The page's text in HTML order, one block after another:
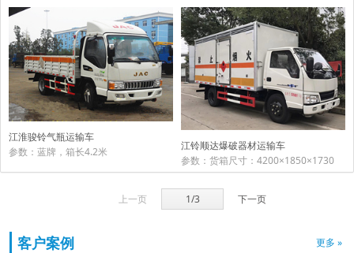
江淮骏铃气瓶运输车
参数：蓝牌，箱长4.2米
江铃顺达爆破器材运输车
参数：货箱尺寸：4200×1850×1730
上一页 1/3 下一页
客户案例 更多 »